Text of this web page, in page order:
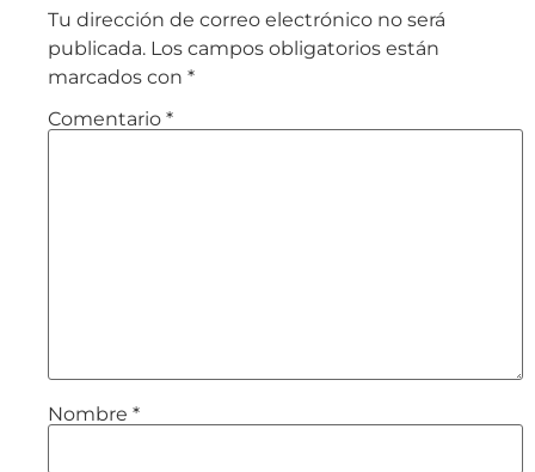
Tu dirección de correo electrónico no será
publicada. Los campos obligatorios están
marcados con *
Comentario *
Nombre *